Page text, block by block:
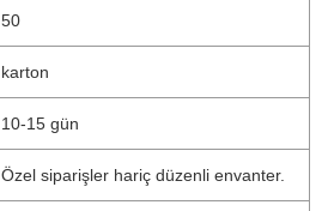
50
karton
10-15 gün
Özel siparişler hariç düzenli envanter.